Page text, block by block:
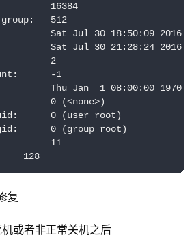
16384
512
Sat Jul 30 18:50:09 2016
Sat Jul 30 21:28:24 2016
2
-1
Thu Jan  1 08:00:00 1970
0 (<none>)
0 (user root)
0 (group root)
11
128
复
者非正常关机之后